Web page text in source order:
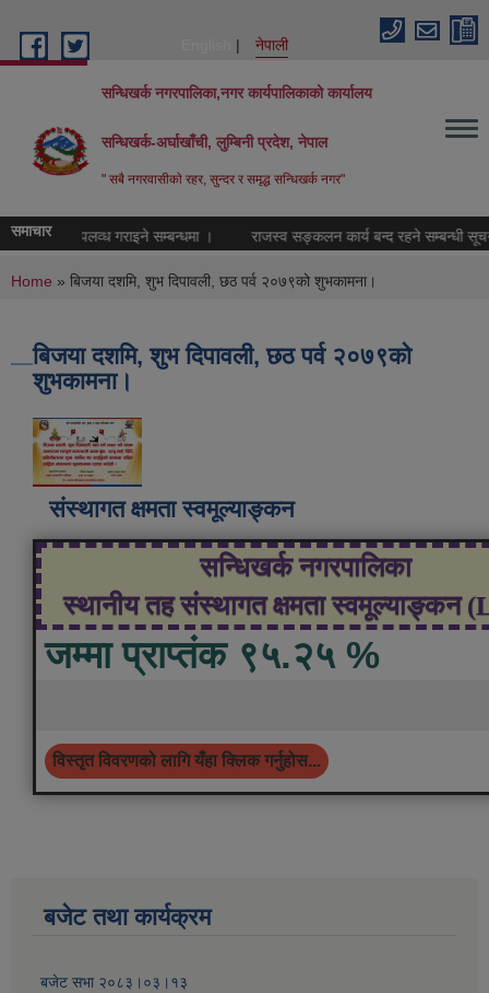
नेपाली
सन्धिखर्क नगरपालिका,नगर कार्यपालिकाको कार्यालय
सन्धिखर्क-अर्घाखाँची, लुम्बिनी प्रदेश, नेपाल
" सबै नगरवासीकाे रहर, सुन्दर र समृद्ध सन्धिखर्क नगर"
समाचारसेवा उपलव्ध गराइने सम्बन्धमा । राजस्व सङ्कलन कार्य बन्द रहने सम्बन्धी सूचना
You are here
Home » बिजया दशमि, शुभ दिपावली, छठ पर्व २०७९को शुभकामना।
बिजया दशमि, शुभ दिपावली, छठ पर्व २०७९को
शुभकामना।
संस्थागत क्षमता स्वमूल्याङ्कन
सन्धिखर्क नगरपालिका
स्थानीय तह संस्थागत क्षमता स्वमूल्याङ्कन
जम्मा प्राप्तंक ९५.२५ %
विस्तृत विवरणको लागि यँहा क्लिक गर्नुहोस...
बजेट तथा कार्यक्रम
बजेट सभा २०८३।०३।१३